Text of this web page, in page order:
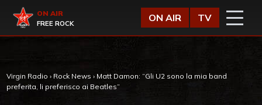
Virgin Radio
ON AIR
FREE ROCK
ON AIR TV
Virgin Radio › Rock News › Matt Damon: “Gli U2 sono la mia band
preferita, li preferisco ai Beatles”